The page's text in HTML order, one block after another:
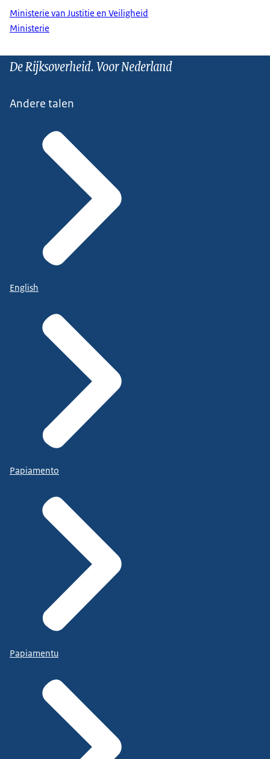
Ministerie van Justitie en Veiligheid
Ministerie
De Rijksoverheid. Voor Nederland
Andere talen
English
Papiamento
Papiamentu